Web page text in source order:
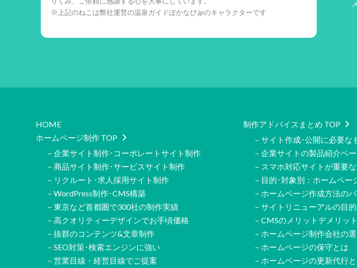
※上記のねこは弊社運営の温泉ガイドぽかなび.jpのキャラクターです
HOME
ホームページ制作 TOP
－企業サイト制作･コーポレートサイト制作
－商品サイト制作･サービスサイト制作
－リクルート･求人採用サイト制作
－WordPress制作･CMS構築
－東京など首都圏で300社の制作実績
－高クオリティーデザインでお手頃価格
－抜群のコンテンツ&文章制作
－SEO対策･検索エンジンに強い
－営業目線・経営目線でご提案
制作アドバイスまとめ TOP
－サイト作成･公開に必要な
－企業サイトの製品紹介ペ
－スマホ対応サイトが重要
－目的･対象別：ホームペー
－ホームページ作成方法の
－サイトリニューアルの目
－CMSのメリットデメリット
－ホームページ制作会社の
－ホームページの保守とは
－ホームページの更新代行と